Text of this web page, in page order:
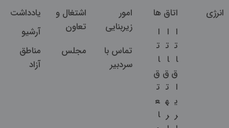
انرژی
اتاق ها
ا
ت
ا
ق
ا
ی
ر
ا
ت
ا
ق
ت
ه
ر
ا
ت
ا
ق
ت
ع
ا
امور
زیربنایی
اشتغال و
تعاون
یادداشت
آرشیو
تماس با
سردبیر
مجلس
مناطق
آزاد